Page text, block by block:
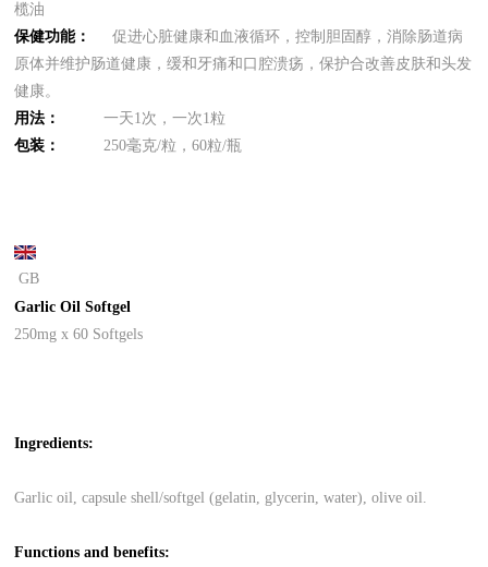
榄油
保健功能：
促进心脏健康和血液循环，控制胆固醇，消除肠道病
原体并维护肠道健康，缓和牙痛和口腔溃疡，保护合改善皮肤和头发
健康。
用法：
一天1次，一次1粒
包装：
250毫克/粒，60粒/瓶
GB
Garlic Oil Softgel
250mg x 60 Softgels
Ingredients:
Garlic oil, capsule shell/softgel (gelatin, glycerin, water), olive oil.
Functions and benefits: